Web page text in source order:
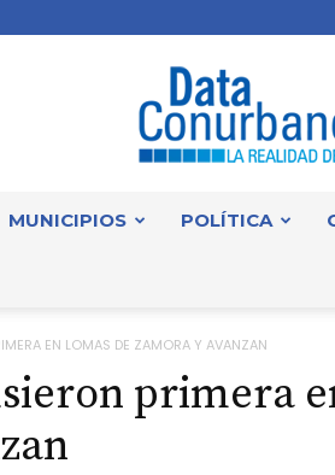
MUNICIPIOS POLÍTICA
EN LOMAS DE ZAMORA Y AVANZAN
primera